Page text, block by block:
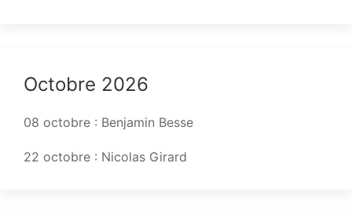
Octobre 2026
08 octobre : Benjamin Besse
22 octobre : Nicolas Girard